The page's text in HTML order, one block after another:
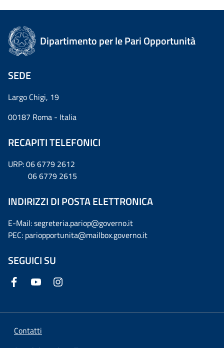
Dipartimento per le Pari Opportunità
SEDE
Largo Chigi, 19
00187 Roma - Italia
RECAPITI TELEFONICI
URP: 06 6779 2612
06 6779 2615
INDIRIZZI DI POSTA ELETTRONICA
E-Mail: segreteria.pariop@governo.it
PEC: pariopportunita@mailbox.governo.it
SEGUICI SU
Contatti